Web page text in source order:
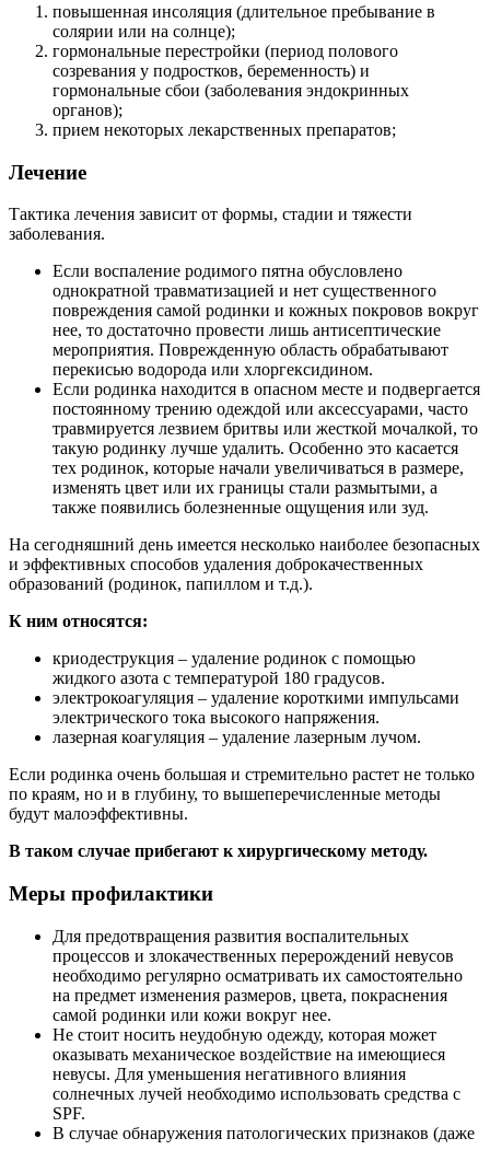
повышенная инсоляция (длительное пребывание в
солярии или на солнце);
гормональные перестройки (период полового
созревания у подростков, беременность) и
гормональные сбои (заболевания эндокринных
органов);
прием некоторых лекарственных препаратов;
Лечение
Тактика лечения зависит от формы, стадии и тяжести
заболевания.
Если воспаление родимого пятна обусловлено
однократной травматизацией и нет существенного
повреждения самой родинки и кожных покровов вокруг
нее, то достаточно провести лишь антисептические
мероприятия. Поврежденную область обрабатывают
перекисью водорода или хлоргексидином.
Если родинка находится в опасном месте и подвергается
постоянному трению одеждой или аксессуарами, часто
травмируется лезвием бритвы или жесткой мочалкой, то
такую родинку лучше удалить. Особенно это касается
тех родинок, которые начали увеличиваться в размере,
изменять цвет или их границы стали размытыми, а
также появились болезненные ощущения или зуд.
На сегодняшний день имеется несколько наиболее безопасных
и эффективных способов удаления доброкачественных
образований (родинок, папиллом и т.д.).
К ним относятся:
криодеструкция – удаление родинок с помощью
жидкого азота с температурой 180 градусов.
электрокоагуляция – удаление короткими импульсами
электрического тока высокого напряжения.
лазерная коагуляция – удаление лазерным лучом.
Если родинка очень большая и стремительно растет не только
по краям, но и в глубину, то вышеперечисленные методы
будут малоэффективны.
В таком случае прибегают к хирургическому методу.
Меры профилактики
Для предотвращения развития воспалительных
процессов и злокачественных перерождений невусов
необходимо регулярно осматривать их самостоятельно
на предмет изменения размеров, цвета, покраснения
самой родинки или кожи вокруг нее.
Не стоит носить неудобную одежду, которая может
оказывать механическое воздействие на имеющиеся
невусы. Для уменьшения негативного влияния
солнечных лучей необходимо использовать средства с
SPF.
В случае обнаружения патологических признаков (даже